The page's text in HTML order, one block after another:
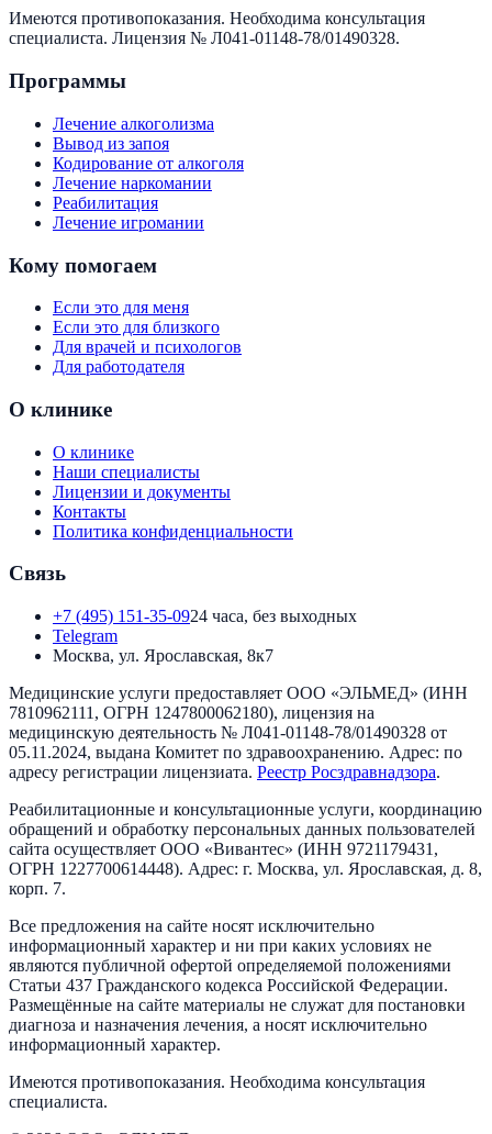
Имеются противопоказания. Необходима консультация
специалиста. Лицензия № Л041-01148-78/01490328.
Программы
Лечение алкоголизма
Вывод из запоя
Кодирование от алкоголя
Лечение наркомании
Реабилитация
Лечение игромании
Кому помогаем
Если это для меня
Если это для близкого
Для врачей и психологов
Для работодателя
О клинике
О клинике
Наши специалисты
Лицензии и документы
Контакты
Политика конфиденциальности
Связь
+7 (495) 151-35-0924 часа, без выходных
Telegram
Москва, ул. Ярославская, 8к7
Медицинские услуги предоставляет ООО «ЭЛЬМЕД» (ИНН
7810962111 , ОГРН 1247800062180), лицензия на
медицинскую деятельность № Л041-01148-78/01490328 от
05.11.2024, выдана Комитет по здравоохранению. Адрес: по
адресу регистрации лицензиата. Реестр Росздравнадзора.
Реабилитационные и консультационные услуги, координацию
обращений и обработку персональных данных пользователей
сайта осуществляет ООО «Вивантес» (ИНН 9721179431 ,
ОГРН 1227700614448). Адрес: г. Москва, ул. Ярославская, д. 8,
корп. 7.
Все предложения на сайте носят исключительно
информационный характер и ни при каких условиях не
являются публичной офертой определяемой положениями
Статьи 437 Гражданского кодекса Российской Федерации.
Размещённые на сайте материалы не служат для постановки
диагноза и назначения лечения, а носят исключительно
информационный характер.
Имеются противопоказания. Необходима консультация
специалиста.